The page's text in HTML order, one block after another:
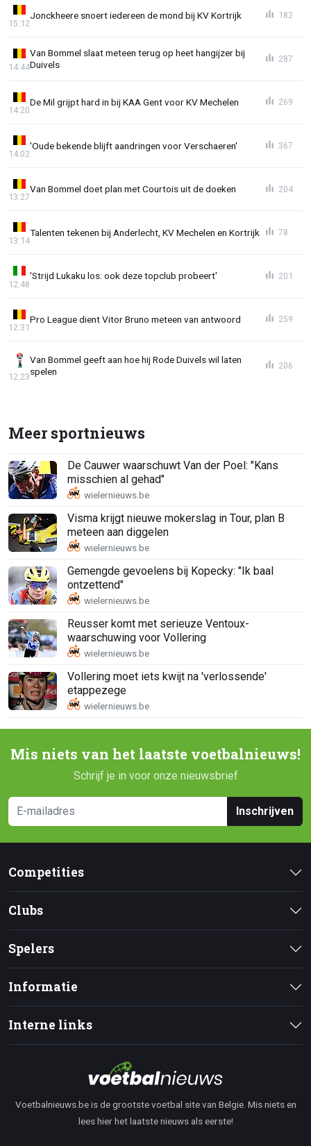
Jonckheere snoert iedereen de mond bij KV Kortrijk
15:12
182
Van Bommel slaat meteen terug op heet hangijzer bij
Duivels
14:44
287
De Mil grijpt hard in bij KAA Gent voor KV Mechelen
14:20
269
'Oude bekende blijft aandringen voor Verschaeren'
14:02
367
Van Bommel doet plan met Courtois uit de doeken
13:27
204
Talenten tekenen bij Anderlecht, KV Mechelen en Kortrijk
13:14
78
'Strijd Lukaku los: ook deze topclub probeert'
12:48
201
Pro League dient Vitor Bruno meteen van antwoord
12:31
259
Van Bommel geeft aan hoe hij Rode Duivels wil laten
spelen
12:23
206
Meer sportnieuws
De Cauwer waarschuwt Van der Poel: "Kans
misschien al gehad"
Visma krijgt nieuwe mokerslag in Tour, plan B
meteen aan diggelen
Gemengde gevoelens bij Kopecky: "Ik baal
ontzettend"
Reusser komt met serieuze Ventoux-
waarschuwing voor Vollering
Vollering moet iets kwijt na 'verlossende'
etappezege
Mis niets van het laatste voetbalnieuws!
Schrijf je in voor onze nieuwsbrief
Inschrijven
Competities
Clubs
Spelers
Informatie
Interne links
Voetbalnieuws.be is de grootste voetbal site van Belgie. Mis niets en
lees hier het laatste nieuws als eerste!